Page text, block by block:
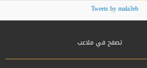
فينيسيوس جونيور يمدد عقده مع ريال
مدريد حتى 2032
Tweets by mala3eb
تصفح في ملاعب